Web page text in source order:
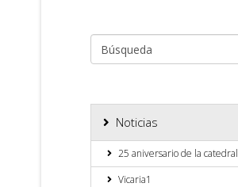
Noticias
25 aniversario de la catedral
Vicaria1